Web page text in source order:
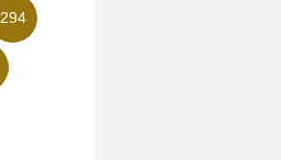
294